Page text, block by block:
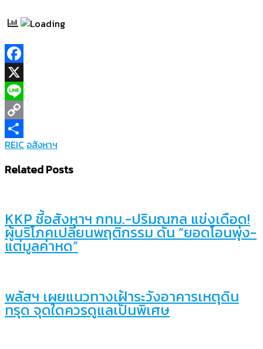
Facebook
X
Line
Copy
Link
Share
REIC อสังหาฯ
Related Posts
KKP ชี้อสังหาฯ กทม.-ปริมณฑล แข่งเดือด!
ผู้บริโภคเปลี่ยนพฤติกรรม ดัน “ยอดโอนพุ่ง-
แต่มูลค่าหด”
พลัสฯ เผยแนวทางเฝ้าระวังอาคารเหตุดิน
ทรุด จุดใดควรดูแลเป็นพิเศษ